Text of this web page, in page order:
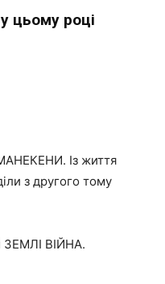
цьому році
Із життя
з другого тому
ВІЙНА.